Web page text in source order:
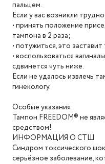
пальцем.
Если у вас возникли
• принять положение
тампона в 2 раза;
• потужиться, это
• воспользоваться
сдвинется чуть ниже.
Если не удалось извлечь
гинекологу.
Особые указания:
Тампон FREEDOM® не
средством!
ИНФОРМАЦИЯ О СТШ
Синдром токсического
серьёзное заболевание,